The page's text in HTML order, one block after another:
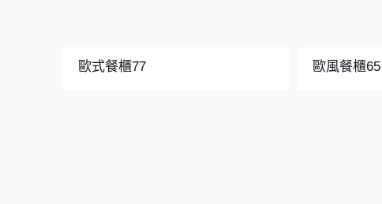
歐式餐櫃77 歐風餐櫃65